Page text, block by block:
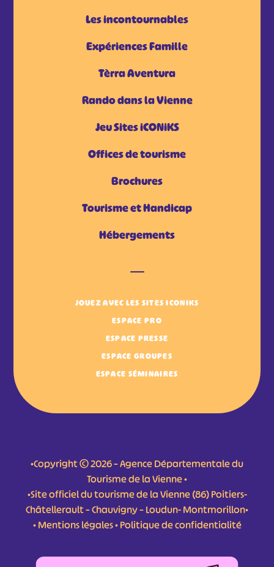
Les incontournables
Expériences Famille
Tèrra Aventura
Rando dans la Vienne
Jeu Sites iCONiKS
Offices de tourisme
Brochures
Tourisme et Handicap
Hébergements
JOUEZ AVEC LES SITES ICONIKS
ESPACE PRO
ESPACE PRESSE
ESPACE GROUPES
ESPACE SÉMINAIRES
•Copyright © 2026 – Agence Départementale du
Tourisme de la Vienne •
•Site officiel du tourisme de la Vienne (86) Poitiers-
Châtellerault – Chauvigny – Loudun- Montmorillon•
•Mentions légales•Politique de confidentialité